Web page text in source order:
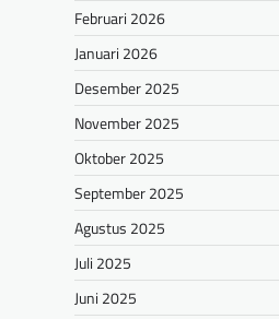
Februari 2026
Januari 2026
Desember 2025
November 2025
Oktober 2025
September 2025
Agustus 2025
Juli 2025
Juni 2025